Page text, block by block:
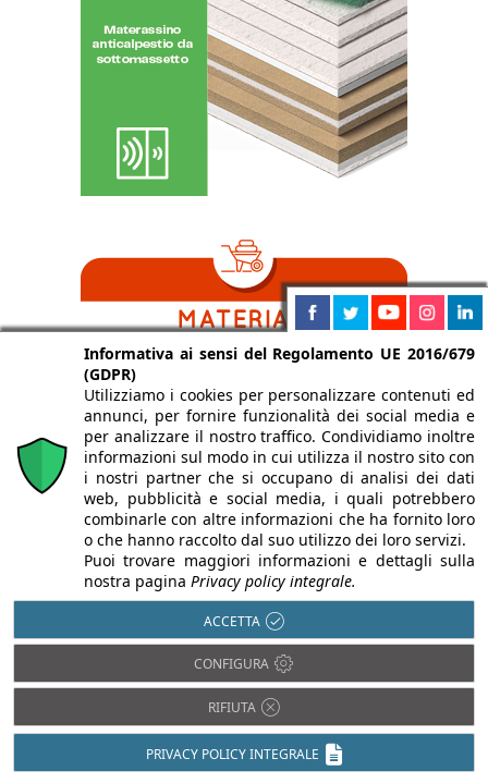
Acciaio
Alluminio
Bambù
Calcestruzzo
Cartongesso
Cemento
Ceramica
Compositi
Fibrocemento
Legno
Pietra
Plastica
PVC
Rame
Resina
Tessuti
Vetro
Informativa ai sensi del Regolamento UE 2016/679
(GDPR)
Utilizziamo i cookies per personalizzare contenuti ed
annunci, per fornire funzionalità dei social media e
per analizzare il nostro traffico. Condividiamo inoltre
informazioni sul modo in cui utilizza il nostro sito con
i nostri partner che si occupano di analisi dei dati
web, pubblicità e social media, i quali potrebbero
combinarle con altre informazioni che ha fornito loro
o che hanno raccolto dal suo utilizzo dei loro servizi.
Puoi trovare maggiori informazioni e dettagli sulla
nostra pagina Privacy policy integrale.
ACCETTA
CONFIGURA
RIFIUTA
PRIVACY POLICY INTEGRALE